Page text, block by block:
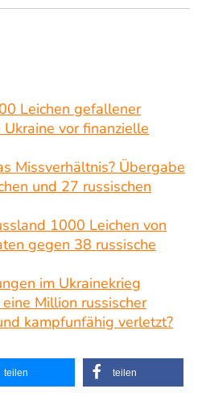
Leichen gefallener
vor finanzielle
Missverhältnis? Übergabe
und 27 russischen
1000 Leichen von
gegen 38 russische
im Ukrainekrieg
Million russischer
kampfunfähig verletzt?
teilen teilen